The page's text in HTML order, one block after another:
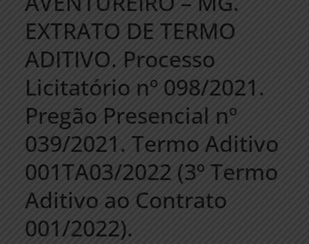
EXTRATO DE TERMO
ADITIVO. Processo
Licitatório nº 098/2021.
Pregão Presencial nº
039/2021. Termo Aditivo
001TA03/2022 (3º Termo
Aditivo ao Contrato
001/2022).